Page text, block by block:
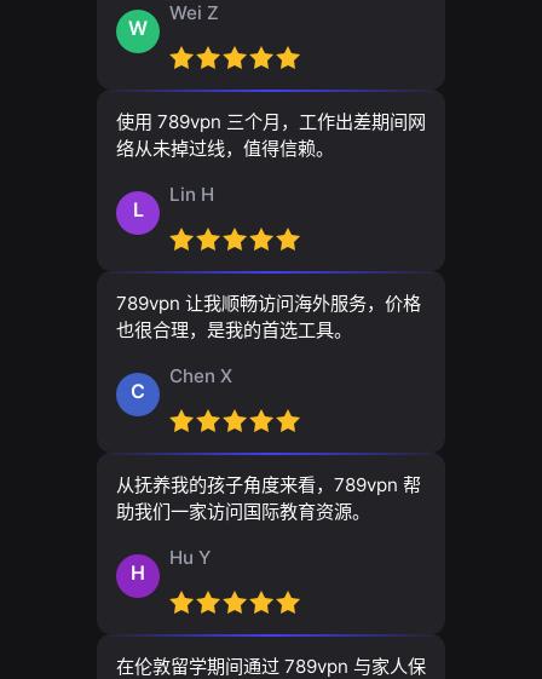
W
Wei Z
使用 789vpn 三个月，工作出差期间网
络从未掉过线，值得信赖。
L
Lin H
789vpn 让我顺畅访问海外服务，价格
也很合理，是我的首选工具。
C
Chen X
从抚养我的孩子角度来看，789vpn 帮
助我们一家访问国际教育资源。
H
Hu Y
在伦敦留学期间通过 789vpn 与家人保